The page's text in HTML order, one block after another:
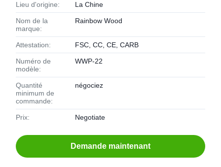
Lieu d'origine: La Chine
Nom de la
marque:
Rainbow Wood
Attestation: FSC, CC, CE, CARB
Numéro de
modèle:
WWP-22
Quantité
minimum de
commande:
négociez
Prix: Negotiate
Demande maintenant